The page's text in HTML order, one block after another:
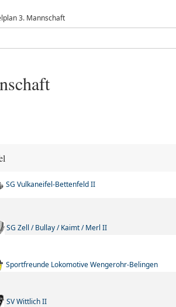
3. Mannschaft
SG Vulkaneifel-Bettenfeld II
SG Zell / Bullay / Kaimt / Merl II
Sportfreunde Lokomotive Wengerohr-Belingen
SV Wittlich II